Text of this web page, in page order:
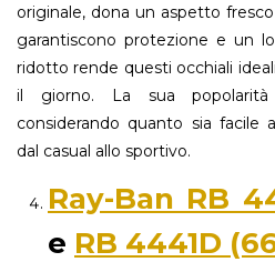
originale, dona un aspetto
garantiscono protezione e un
ridotto rende questi occhiali
il giorno. La sua
considerando quanto sia facile
dal casual allo sportivo.
Ray-Ban RB
e RB 4441D